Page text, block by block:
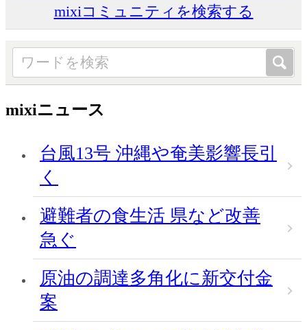
mixiコミュニティを検索する
mixiニュース
台風13号 沖縄や奄美影響長引
く
避難者の食生活 県など改善
急ぐ
原油の調達多角化に新交付金
案